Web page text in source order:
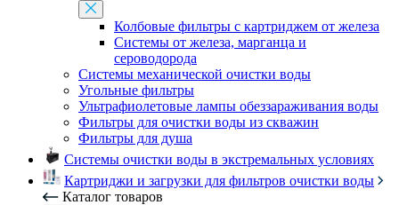
Колбовые фильтры с картриджем от железа
Системы от железа, марганца и
сероводорода
Системы механической очистки воды
Угольные фильтры
Ультрафиолетовые лампы обеззараживания воды
Фильтры для очистки воды из скважин
Фильтры для душа
Системы очистки воды в экстремальных условиях
Картриджи и загрузки для фильтров очистки воды
Каталог товаров